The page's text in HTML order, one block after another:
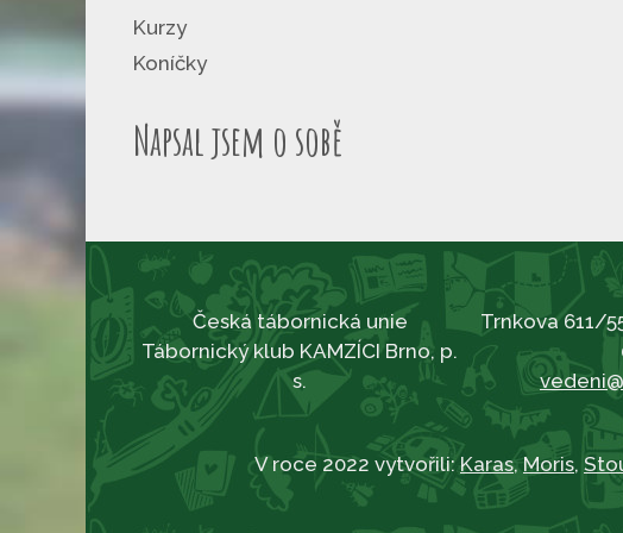
Kurzy
Koníčky
Napsal jsem o sobě
Česká tábornická unie
Tábornický klub KAMZÍCI Brno, p.
s.
Trnkova 611/
V roce 2022 vytvořili:Karas,Moris,